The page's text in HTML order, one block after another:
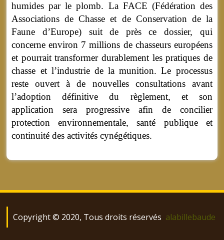
humides par le plomb. La FACE (Fédération des
Associations de Chasse et de Conservation de la
Faune d’Europe) suit de près ce dossier, qui
concerne environ 7 millions de chasseurs européens
et pourrait transformer durablement les pratiques de
chasse et l’industrie de la munition. Le processus
reste ouvert à de nouvelles consultations avant
l’adoption définitive du règlement, et son
application sera progressive afin de concilier
protection environnementale, santé publique et
continuité des activités cynégétiques.
Copyright © 2020, Tous droits réservés alabillebaude